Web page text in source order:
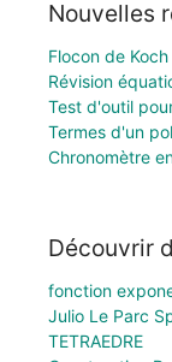
Nouvelles
Flocon de
Révision
Test d'outil
Termes d'un
Chronomètre
Découvrir
fonction
Julio Le Parc
TETRAEDRE